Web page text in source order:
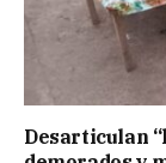
Desarticulan